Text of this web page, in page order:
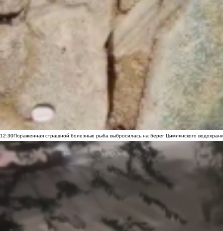
12:30Пораженная страшной болезнью рыба выбросилась на берег Цимлянского